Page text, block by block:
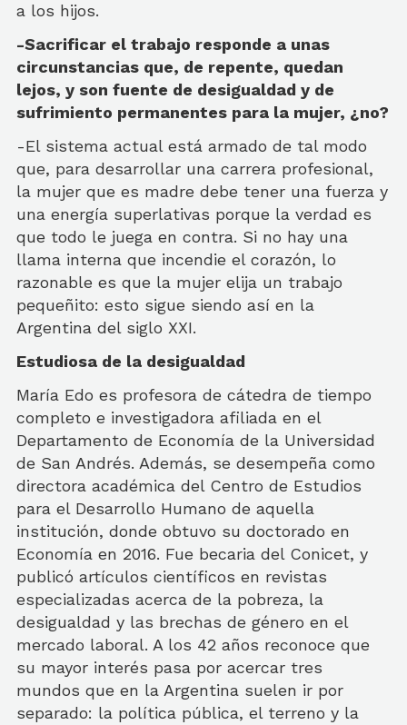
a los hijos.
-Sacrificar el trabajo responde a unas
circunstancias que, de repente, quedan
lejos, y son fuente de desigualdad y de
sufrimiento permanentes para la mujer, ¿no?
-El sistema actual está armado de tal modo
que, para desarrollar una carrera profesional,
la mujer que es madre debe tener una fuerza y
una energía superlativas porque la verdad es
que todo le juega en contra. Si no hay una
llama interna que incendie el corazón, lo
razonable es que la mujer elija un trabajo
pequeñito: esto sigue siendo así en la
Argentina del siglo XXI.
Estudiosa de la desigualdad
María Edo es profesora de cátedra de tiempo
completo e investigadora afiliada en el
Departamento de Economía de la Universidad
de San Andrés. Además, se desempeña como
directora académica del Centro de Estudios
para el Desarrollo Humano de aquella
institución, donde obtuvo su doctorado en
Economía en 2016. Fue becaria del Conicet, y
publicó artículos científicos en revistas
especializadas acerca de la pobreza, la
desigualdad y las brechas de género en el
mercado laboral. A los 42 años reconoce que
su mayor interés pasa por acercar tres
mundos que en la Argentina suelen ir por
separado: la política pública, el terreno y la